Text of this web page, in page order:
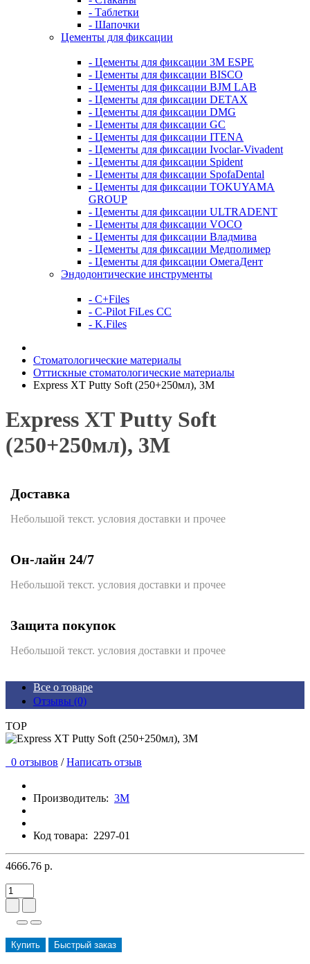
- Таблетки
- Шапочки
Цементы для фиксации
- Цементы для фиксации 3M ESPE
- Цементы для фиксации BISCO
- Цементы для фиксации BJM LAB
- Цементы для фиксации DETAX
- Цементы для фиксации DMG
- Цементы для фиксации GC
- Цементы для фиксации ITENA
- Цементы для фиксации Ivoclar-Vivadent
- Цементы для фиксации Spident
- Цементы для фиксации SpofaDental
- Цементы для фиксации TOKUYAMA
GROUP
- Цементы для фиксации ULTRADENT
- Цементы для фиксации VOCO
- Цементы для фиксации Владмива
- Цементы для фиксации Медполимер
- Цементы для фиксации ОмегаДент
Эндодонтические инструменты
- C+Files
- C-Pilot FiLes CC
- K.Files
Стоматологические материалы
Оттискные стоматологические материалы
Express XT Putty Soft (250+250мл), 3М
Express XT Putty Soft
(250+250мл), 3М
Доставка
Небольшой текст. условия доставки и прочее
Он-лайн 24/7
Небольшой текст. условия доставки и прочее
Защита покупок
Небольшой текст. условия доставки и прочее
Все о товаре
Отзывы (0)
TOP
0 отзывов / Написать отзыв
Производитель: 3M
Код товара: 2297-01
4666.76 р.
Купить Быстрый заказ